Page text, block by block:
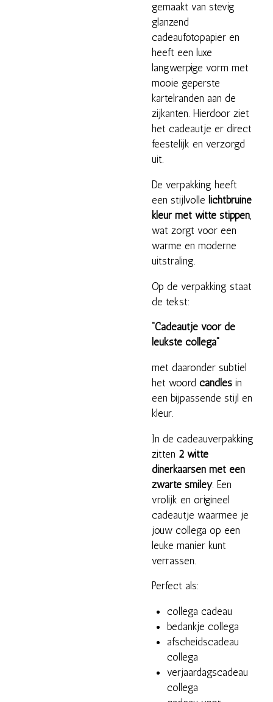
gemaakt van stevig
glanzend
cadeaufotopapier en
heeft een luxe
langwerpige vorm met
mooie geperste
kartelranden aan de
zijkanten. Hierdoor ziet
het cadeautje er direct
feestelijk en verzorgd
uit.
De verpakking heeft
een stijlvolle lichtbruine
kleur met witte stippen,
wat zorgt voor een
warme en moderne
uitstraling.
Op de verpakking staat
de tekst:
“Cadeautje voor de
leukste collega”
met daaronder subtiel
het woord candles in
een bijpassende stijl en
kleur.
In de cadeauverpakking
zitten 2 witte
dinerkaarsen met een
zwarte smiley. Een
vrolijk en origineel
cadeautje waarmee je
jouw collega op een
leuke manier kunt
verrassen.
Perfect als:
collega cadeau
bedankje collega
afscheidscadeau
collega
verjaardagscadeau
collega